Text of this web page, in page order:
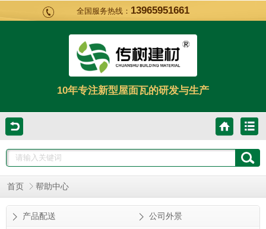
全国服务热线： 13965951661
10年专注新型屋面瓦的研发与生产
首页 帮助中心
产品配送 公司外景